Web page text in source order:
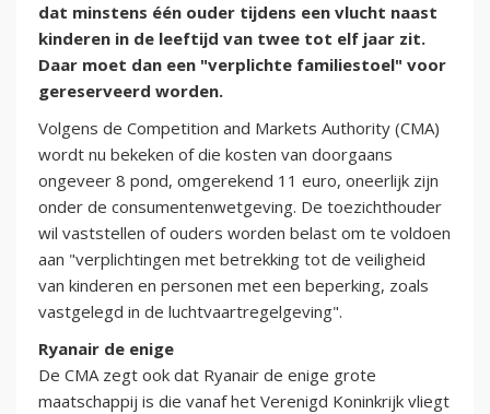
dat minstens één ouder tijdens een vlucht naast
kinderen in de leeftijd van twee tot elf jaar zit.
Daar moet dan een "verplichte familiestoel" voor
gereserveerd worden.
Volgens de Competition and Markets Authority (CMA)
wordt nu bekeken of die kosten van doorgaans
ongeveer 8 pond, omgerekend 11 euro, oneerlijk zijn
onder de consumentenwetgeving. De toezichthouder
wil vaststellen of ouders worden belast om te voldoen
aan "verplichtingen met betrekking tot de veiligheid
van kinderen en personen met een beperking, zoals
vastgelegd in de luchtvaartregelgeving".
Ryanair de enige
De CMA zegt ook dat Ryanair de enige grote
maatschappij is die vanaf het Verenigd Koninkrijk vliegt